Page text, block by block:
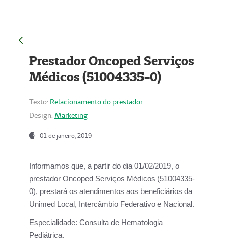
Prestador Oncoped Serviços
Médicos (51004335-0)
Texto: Relacionamento do prestador
Design: Marketing
01 de janeiro, 2019
Informamos que, a partir do dia 01/02/2019, o
prestador Oncoped Serviços Médicos (51004335-
0), prestará os atendimentos aos beneficiários da
Unimed Local, Intercâmbio Federativo e Nacional.
Especialidade: Consulta de Hematologia
Pediátrica.